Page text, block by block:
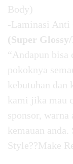
Body)
-Laminasi Anti
(Super
“Andapun bisa
pokoknya
kebutuhan dan
kami jika mau
sponsor,
kemauan
Style??Make